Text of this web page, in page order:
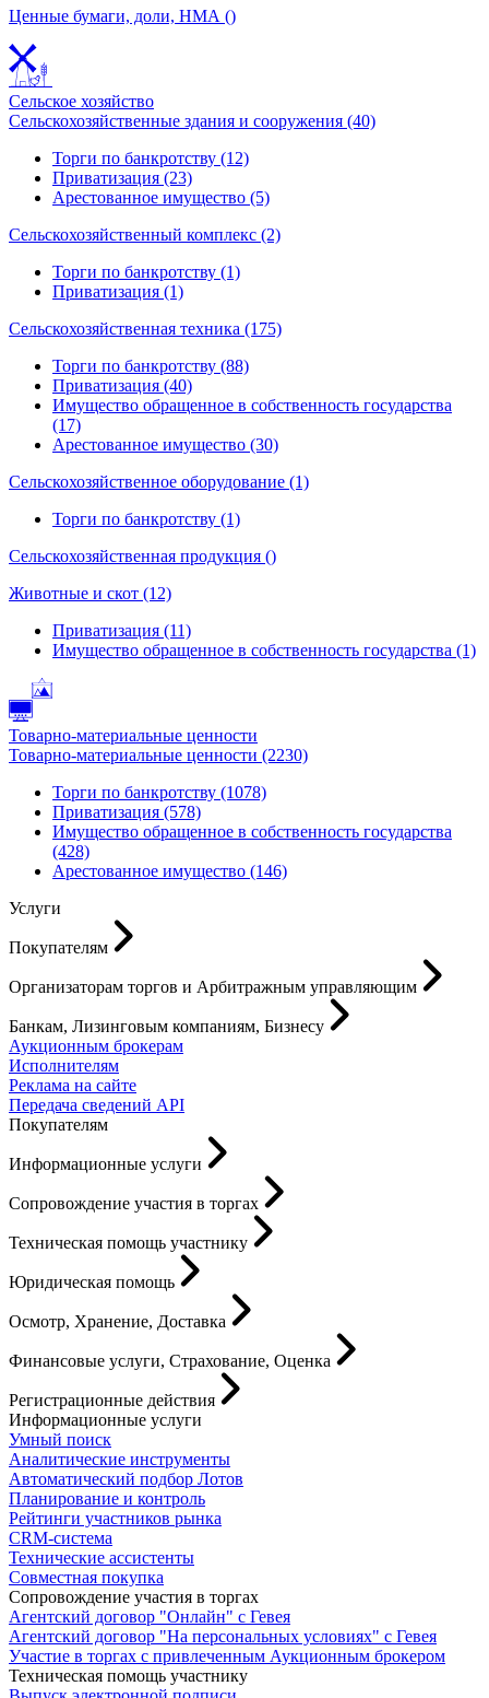
Ценные бумаги, доли, НМА ()
Сельское хозяйство
Сельскохозяйственные здания и сооружения (40)
Торги по банкротству (12)
Приватизация (23)
Арестованное имущество (5)
Сельскохозяйственный комплекс (2)
Торги по банкротству (1)
Приватизация (1)
Сельскохозяйственная техника (175)
Торги по банкротству (88)
Приватизация (40)
Имущество обращенное в собственность государства
(17)
Арестованное имущество (30)
Сельскохозяйственное оборудование (1)
Торги по банкротству (1)
Сельскохозяйственная продукция ()
Животные и скот (12)
Приватизация (11)
Имущество обращенное в собственность государства (1)
Товарно-материальные ценности
Товарно-материальные ценности (2230)
Торги по банкротству (1078)
Приватизация (578)
Имущество обращенное в собственность государства
(428)
Арестованное имущество (146)
Услуги
Покупателям
Организаторам торгов и Арбитражным управляющим
Банкам, Лизинговым компаниям, Бизнесу
Аукционным брокерам
Исполнителям
Реклама на сайте
Передача сведений API
Покупателям
Информационные услуги
Сопровождение участия в торгах
Техническая помощь участнику
Юридическая помощь
Осмотр, Хранение, Доставка
Финансовые услуги, Страхование, Оценка
Регистрационные действия
Информационные услуги
Умный поиск
Аналитические инструменты
Автоматический подбор Лотов
Планирование и контроль
Рейтинги участников рынка
CRM-система
Технические ассистенты
Совместная покупка
Сопровождение участия в торгах
Агентский договор "Онлайн" с Гевея
Агентский договор "На персональных условиях" с Гевея
Участие в торгах с привлеченным Аукционным брокером
Техническая помощь участнику